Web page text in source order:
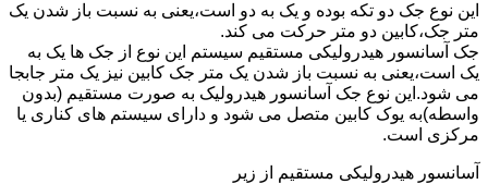
این نوع جک دو تکه بوده و یک به دو است،یعنی به نسبت باز شدن یک
متر جک،کابین دو متر حرکت می کند.
جک آسانسور هیدرولیکی مستقیم سیستم این نوع از جک ها یک به
یک است،یعنی به نسبت باز شدن یک متر جک کابین نیز یک متر جابجا
می شود.این نوع جک آسانسور هیدرولیک به صورت مستقیم (بدون
واسطه)به یوک کابین متصل می شود و دارای سیستم های کناری یا
مرکزی است.
آسانسور هیدرولیکی مستقیم از زیر